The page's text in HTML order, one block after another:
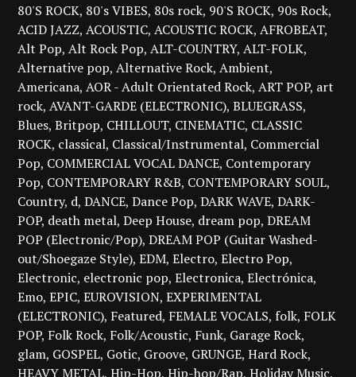
80'S ROCK 80's VIBES 80s rock 90'S ROCK 90s Rock
ACID JAZZ ACOUSTIC ACOUSTIC ROCK AFROBEAT
Alt Pop Alt Rock Pop ALT-COUNTRY ALT-FOLK
Alternative pop Alternative Rock Ambient
Americana AOR - Adult Orientated Rock ART POP art
rock AVANT-GARDE (ELECTRONIC) BLUEGRASS
Blues Britpop CHILLOUT CINEMATIC CLASSIC
ROCK classical Classical/Instrumental Commercial
Pop COMMERCIAL VOCAL DANCE Contemporary
Pop CONTEMPORARY R&B CONTEMPORARY SOUL
Country d DANCE Dance Pop DARK WAVE DARK-
POP death metal Deep House dream pop DREAM
POP (Electronic/Pop) DREAM POP (Guitar Washed-
out/Shoegaze Style) EDM Electro Electro Pop
Electronic electronic pop Electronica Electrónica
Emo EPIC EUROVISION EXPERIMENTAL
(ELECTRONIC) Featured FEMALE VOCALS folk FOLK
POP Folk Rock Folk/Acoustic Funk Garage Rock
glam GOSPEL Gotic Groove GRUNGE Hard Rock
HEAVY METAL Hip-Hop Hip-hop/Rap Holiday Music